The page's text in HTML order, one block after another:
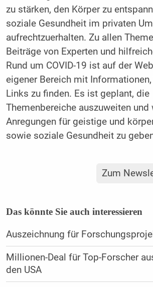
zu stärken, den Körper zu
soziale Gesundheit im privaten
aufrechtzuerhalten. Zu allen
Beiträge von Experten und
Rund um COVID-19 ist auf der
eigener Bereich mit
Links zu finden. Es ist geplant, die
Themenbereiche auszuweiten und
Anregungen für geistige und
sowie soziale Gesundheit zu
Zum
Das könnte Sie auch interessieren
Auszeichnung für
Millionen-Deal für Top-Forscher
den USA